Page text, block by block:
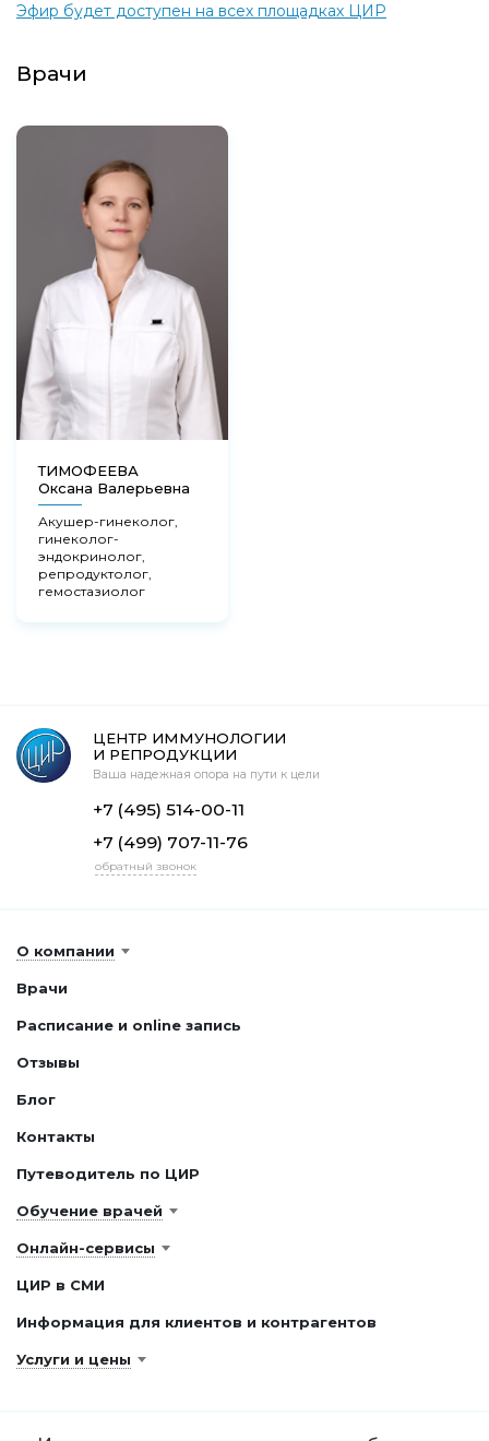
Эфир будет доступен на всех площадках ЦИР
Врачи
ТИМОФЕЕВА
Оксана Валерьевна
Акушер-гинеколог,
гинеколог-
эндокринолог,
репродуктолог,
гемостазиолог
ЦЕНТР ИММУНОЛОГИИ
И РЕПРОДУКЦИИ
Ваша надежная опора на пути к цели
+7 (495) 514-00-11
+7 (499) 707-11-76
обратный звонок
О компании
Врачи
Расписание и online запись
Отзывы
Блог
Контакты
Путеводитель по ЦИР
Обучение врачей
Онлайн-сервисы
ЦИР в СМИ
Информация для клиентов и контрагентов
Услуги и цены